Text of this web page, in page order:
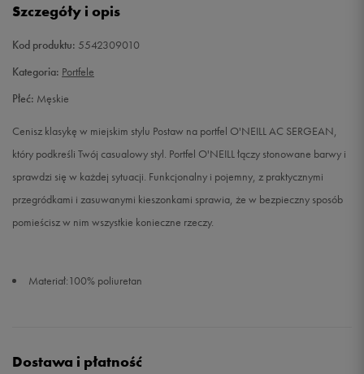
Szczegóły i opis
Kod produktu: 5542309010
Kategoria: Portfele
Płeć: Męskie
Cenisz klasykę w miejskim stylu Postaw na portfel O'NEILL AC SERGEAN,
który podkreśli Twój casualowy styl. Portfel O'NEILL łączy stonowane barwy i
sprawdzi się w każdej sytuacji. Funkcjonalny i pojemny, z praktycznymi
przegródkami i zasuwanymi kieszonkami sprawia, że w bezpieczny sposób
pomieścisz w nim wszystkie konieczne rzeczy.
Materiał:100% poliuretan
Dostawa i płatność